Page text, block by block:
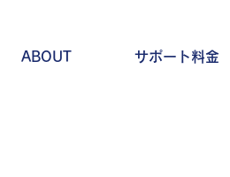
ABOUT サポート料金